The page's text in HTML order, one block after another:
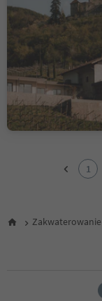
6
1
Zakwaterowanie